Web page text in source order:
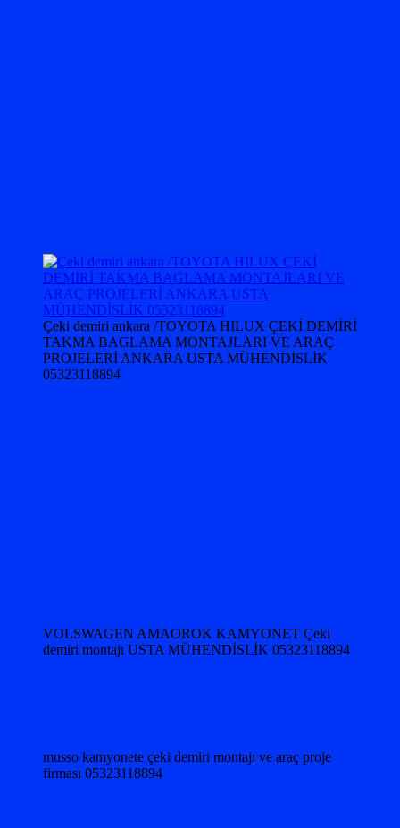
Çeki demiri ankara /TOYOTA HILUX ÇEKİ DEMİRİ
TAKMA BAGLAMA MONTAJLARI VE ARAÇ
PROJELERİ ANKARA USTA MÜHENDİSLİK
05323118894
VOLSWAGEN AMAOROK KAMYONET Çeki
demiri montajı USTA MÜHENDİSLİK 05323118894
musso kamyonete çeki demiri montajı ve araç proje
firması 05323118894